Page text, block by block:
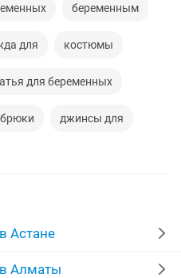
беременным
для костюмы
для беременных
брюки джинсы для
джинсы женские
куртка зимня
Астане
Алматы